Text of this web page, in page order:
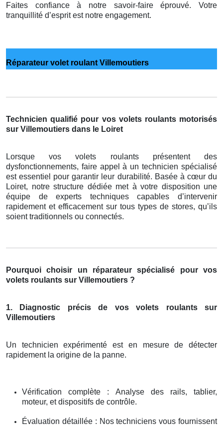
Faites confiance à notre savoir-faire éprouvé. Votre
tranquillité d’esprit est notre engagement.
Réparateur volet roulant Villemoutiers
Technicien qualifié pour vos volets roulants motorisés
sur Villemoutiers dans le Loiret
Lorsque vos volets roulants présentent des
dysfonctionnements, faire appel à un technicien spécialisé
est essentiel pour garantir leur durabilité. Basée à cœur du
Loiret, notre structure dédiée met à votre disposition une
équipe de experts techniques capables d’intervenir
rapidement et efficacement sur tous types de stores, qu’ils
soient traditionnels ou connectés.
Pourquoi choisir un réparateur spécialisé pour vos
volets roulants sur Villemoutiers ?
1. Diagnostic précis de vos volets roulants sur
Villemoutiers
Un technicien expérimenté est en mesure de détecter
rapidement la origine de la panne.
Vérification complète : Analyse des rails, tablier,
moteur, et dispositifs de contrôle.
Évaluation détaillée : Nos techniciens vous fournissent